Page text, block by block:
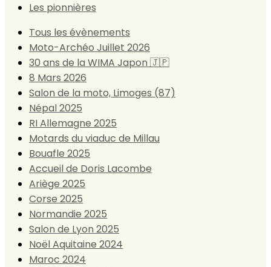
Les pionnières
Tous les évènements
Moto-Archéo Juillet 2026
30 ans de la WIMA Japon 🇯🇵
8 Mars 2026
Salon de la moto, Limoges (87)
Népal 2025
RI Allemagne 2025
Motards du viaduc de Millau
Bouafle 2025
Accueil de Doris Lacombe
Ariège 2025
Corse 2025
Normandie 2025
Salon de Lyon 2025
Noël Aquitaine 2024
Maroc 2024